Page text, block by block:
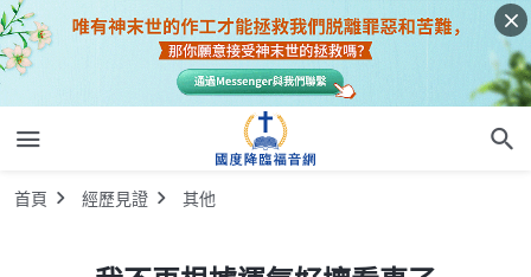
首頁 經歷見證 其他